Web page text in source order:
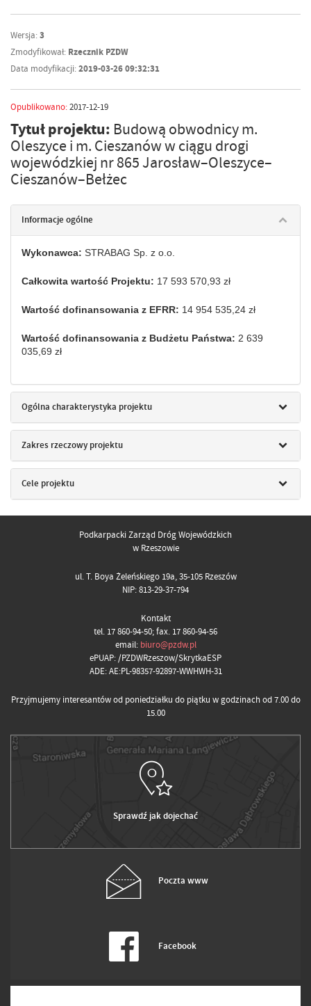
Wersja:3
Zmodyfikował: Rzecznik PZDW
Data modyfikacji:2019-03-26 09:32:31
Opublikowano:2017-12-19
Tytuł projektu: Budową obwodnicy m.
Oleszyce i m. Cieszanów w ciągu drogi
wojewódzkiej nr 865 Jarosław–Oleszyce–
Cieszanów–Bełżec
Informacje ogólne
Wykonawca: STRABAG Sp. z o.o.
Całkowita wartość Projektu: 17 593 570,93 zł
Wartość dofinansowania z EFRR: 14 954 535,24 zł
Wartość dofinansowania z Budżetu Państwa: 2 639
035,69 zł
Ogólna charakterystyka projektu
Zakres rzeczowy projektu
Cele projektu
Podkarpacki Zarząd Dróg Wojewódzkich
w Rzeszowie
ul. T. Boya Żeleńskiego 19a, 35-105 Rzeszów
NIP: 813-29-37-794
Kontakt
tel. 17 860-94-50; fax. 17 860-94-56
email: biuro@pzdw.pl
ePUAP: /PZDWRzeszow/SkrytkaESP
ADE: AE:PL-98357-92897-WWHWH-31
Przyjmujemy interesantów od poniedziałku do piątku w godzinach od 7.00 do
15.00
Sprawdź jak dojechać
Poczta www
Facebook